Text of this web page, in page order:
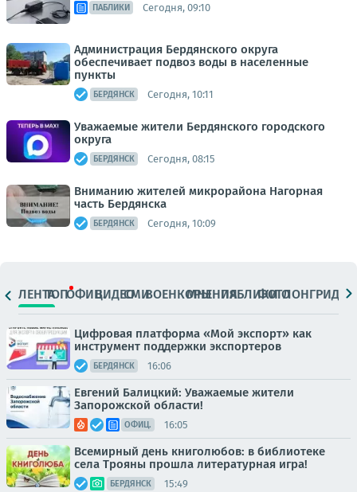
ПАБЛИКИ Сегодня, 09:10
Администрация Бердянского округа
обеспечивает подвоз воды в населенные
пункты
БЕРДЯНСК Сегодня, 10:11
Уважаемые жители Бердянского городского
округа
БЕРДЯНСК Сегодня, 08:15
Вниманию жителей микрорайона Нагорная
часть Бердянска
БЕРДЯНСК Сегодня, 10:09
ЛЕНТАТОПОФИЦ.ВИДЕОСМИВОЕНКОРЫМНЕНИЯПАБЛИКИ
ФОТОЛОНГРИДЫ
Цифровая платформа «Мой экспорт» как
инструмент поддержки экспортеров
БЕРДЯНСК 16:06
Евгений Балицкий: Уважаемые жители
Запорожской области!
ОФИЦ. 16:05
Всемирный день книголюбов: в библиотеке
села Трояны прошла литературная игра!
БЕРДЯНСК 15:49